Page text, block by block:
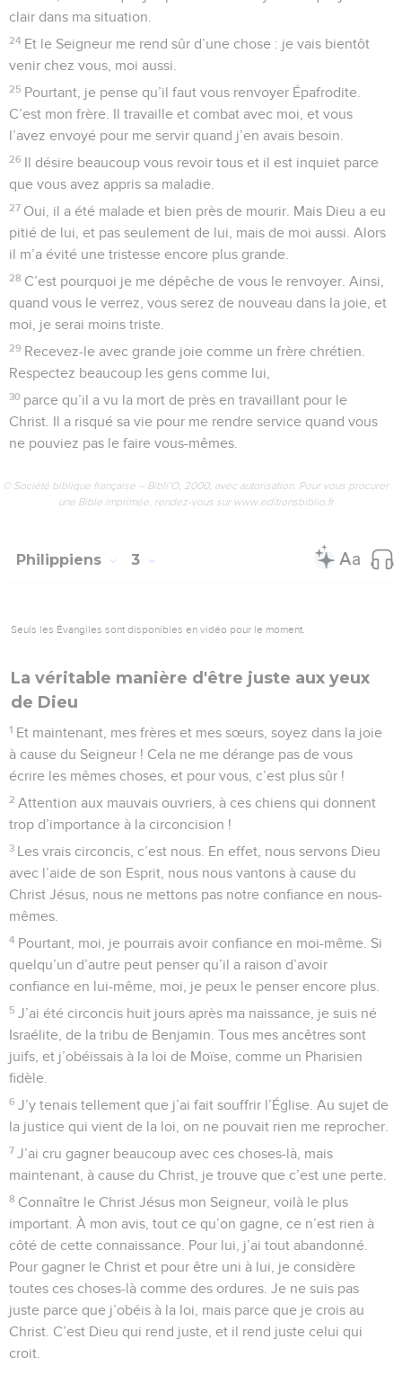
clair dans ma situation.
24 Et le Seigneur me rend sûr d’une chose : je vais bientôt
venir chez vous, moi aussi.
25 Pourtant, je pense qu’il faut vous renvoyer Épafrodite.
C’est mon frère. Il travaille et combat avec moi, et vous
l’avez envoyé pour me servir quand j’en avais besoin.
26 Il désire beaucoup vous revoir tous et il est inquiet parce
que vous avez appris sa maladie.
27 Oui, il a été malade et bien près de mourir. Mais Dieu a eu
pitié de lui, et pas seulement de lui, mais de moi aussi. Alors
il m’a évité une tristesse encore plus grande.
28 C’est pourquoi je me dépêche de vous le renvoyer. Ainsi,
quand vous le verrez, vous serez de nouveau dans la joie, et
moi, je serai moins triste.
29 Recevez-le avec grande joie comme un frère chrétien.
Respectez beaucoup les gens comme lui,
30 parce qu’il a vu la mort de près en travaillant pour le
Christ. Il a risqué sa vie pour me rendre service quand vous
ne pouviez pas le faire vous-mêmes.
© Société biblique française – Bibli’O, 2000, avec autorisation. Pour vous procurer
une Bible imprimée, rendez-vous sur www.editionsbiblio.fr
Philippiens 3
Seuls les Évangiles sont disponibles en vidéo pour le moment.
La véritable manière d'être juste aux yeux
de Dieu
1 Et maintenant, mes frères et mes sœurs, soyez dans la joie
à cause du Seigneur ! Cela ne me dérange pas de vous
écrire les mêmes choses, et pour vous, c’est plus sûr !
2 Attention aux mauvais ouvriers, à ces chiens qui donnent
trop d’importance à la circoncision !
3 Les vrais circoncis, c’est nous. En effet, nous servons Dieu
avec l’aide de son Esprit, nous nous vantons à cause du
Christ Jésus, nous ne mettons pas notre confiance en nous-
mêmes.
4 Pourtant, moi, je pourrais avoir confiance en moi-même. Si
quelqu’un d’autre peut penser qu’il a raison d’avoir
confiance en lui-même, moi, je peux le penser encore plus.
5 J’ai été circoncis huit jours après ma naissance, je suis né
Israélite, de la tribu de Benjamin. Tous mes ancêtres sont
juifs, et j’obéissais à la loi de Moïse, comme un Pharisien
fidèle.
6 J’y tenais tellement que j’ai fait souffrir l’Église. Au sujet de
la justice qui vient de la loi, on ne pouvait rien me reprocher.
7 J’ai cru gagner beaucoup avec ces choses-là, mais
maintenant, à cause du Christ, je trouve que c’est une perte.
8 Connaître le Christ Jésus mon Seigneur, voilà le plus
important. À mon avis, tout ce qu’on gagne, ce n’est rien à
côté de cette connaissance. Pour lui, j’ai tout abandonné.
Pour gagner le Christ et pour être uni à lui, je considère
toutes ces choses-là comme des ordures. Je ne suis pas
juste parce que j’obéis à la loi, mais parce que je crois au
Christ. C’est Dieu qui rend juste, et il rend juste celui qui
croit.